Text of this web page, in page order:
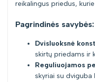
reikalingus priedus,
Pagrindinės savybės:
Dvisluoksnė
skirtų priedams ir
Reguliuojamos
skyriai su